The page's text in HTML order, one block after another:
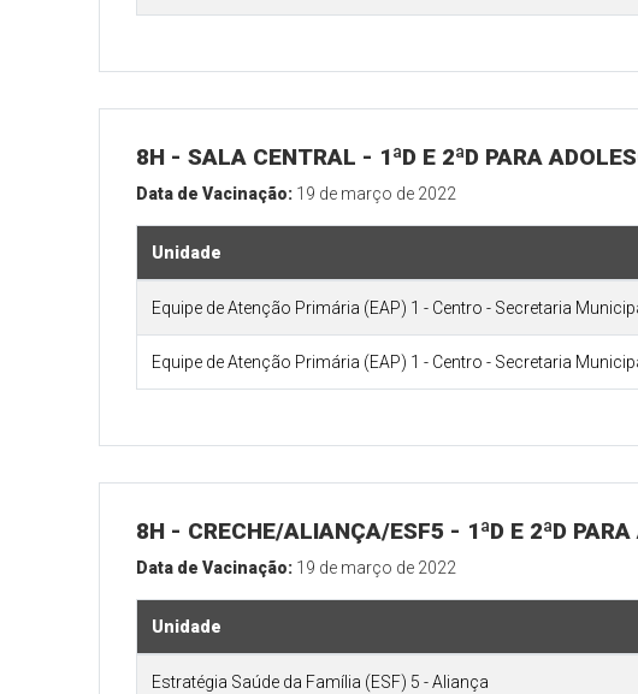
8H - SALA CENTRAL - 1ªD E 2ªD PARA
Data de Vacinação: 19 de março de 2022
Unidade
Equipe de Atenção Primária (EAP) 1 - Centro - Secretaria
Equipe de Atenção Primária (EAP) 1 - Centro - Secretaria
8H - CRECHE/ALIANÇA/ESF5 - 1ªD E 2ªD
Data de Vacinação: 19 de março de 2022
Unidade
Estratégia Saúde da Família (ESF) 5 - Aliança